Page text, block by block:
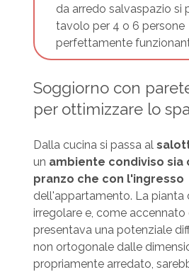
da arredo salvaspazio si
tavolo per 4 o 6 persone
perfettamente
Soggiorno con
per ottimizzare lo
Dalla cucina si passa al
un ambiente condiviso sia
pranzo che con l'ingresso
dell'appartamento. La pianta
irregolare e, come accennato
presentava una potenziale
non ortogonale dalle
propriamente arredato,